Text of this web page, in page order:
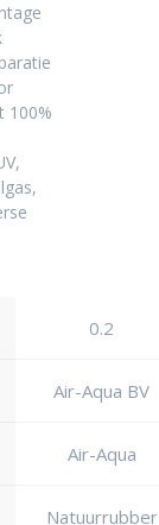
100%
0.2
Air-Aqua BV
Air-Aqua
Natuurrubber